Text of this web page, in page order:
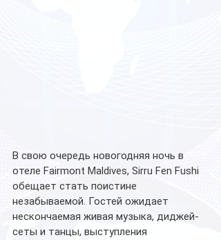
В свою очередь новогодняя ночь в
отеле Fairmont Maldives, Sirru Fen Fushi
обещает стать поистине
незабываемой. Гостей ожидает
нескончаемая живая музыка, диджей-
сеты и танцы, выступления